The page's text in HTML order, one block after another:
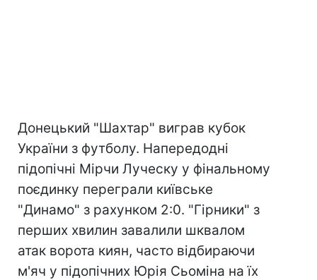
Донецький "Шахтар" виграв кубок
України з футболу. Напередодні
підопічні Мірчи Луческу у фінальному
поєдинку переграли київське
"Динамо" з рахунком 2:0. "Гірники" з
перших хвилин завалили шквалом
атак ворота киян, часто відбираючи
м'яч у підопічних Юрія Сьоміна на їх